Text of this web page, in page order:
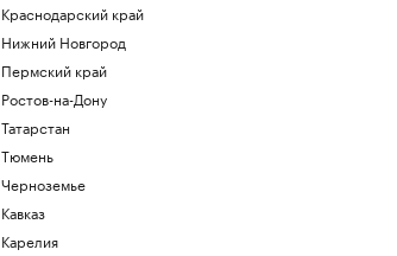
Краснодарский край
Нижний Новгород
Пермский край
Ростов-на-Дону
Татарстан
Тюмень
Черноземье
Кавказ
Карелия